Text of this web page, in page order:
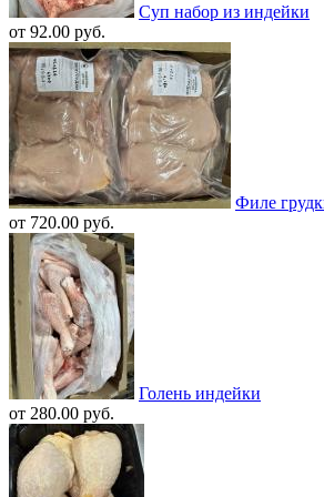
Cуп набор из индейки
от 92.00 руб.
Филе
от 720.00 руб.
Голень индейки
от 280.00 руб.